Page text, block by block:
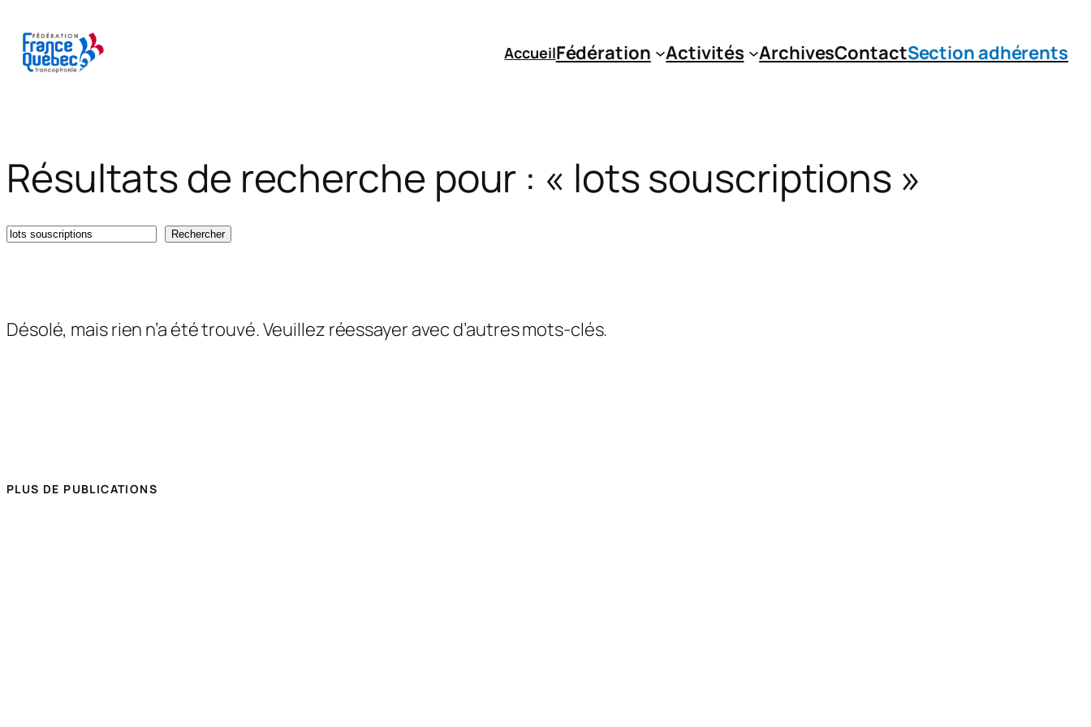
au
contenu
AccueilFédération Activités ArchivesContactSection adhérents
Résultats de recherche pour : « lots souscriptions »
Recherche Rechercher
Désolé, mais rien n’a été trouvé. Veuillez réessayer avec d’autres mots-clés.
PLUS DE PUBLICATIONS